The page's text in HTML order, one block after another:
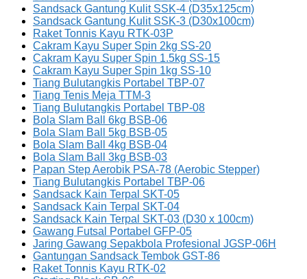
Sandsack Gantung Kulit SSK-4 (D35x125cm)
Sandsack Gantung Kulit SSK-3 (D30x100cm)
Raket Tonnis Kayu RTK-03P
Cakram Kayu Super Spin 2kg SS-20
Cakram Kayu Super Spin 1.5kg SS-15
Cakram Kayu Super Spin 1kg SS-10
Tiang Bulutangkis Portabel TBP-07
Tiang Tenis Meja TTM-3
Tiang Bulutangkis Portabel TBP-08
Bola Slam Ball 6kg BSB-06
Bola Slam Ball 5kg BSB-05
Bola Slam Ball 4kg BSB-04
Bola Slam Ball 3kg BSB-03
Papan Step Aerobik PSA-78 (Aerobic Stepper)
Tiang Bulutangkis Portabel TBP-06
Sandsack Kain Terpal SKT-05
Sandsack Kain Terpal SKT-04
Sandsack Kain Terpal SKT-03 (D30 x 100cm)
Gawang Futsal Portabel GFP-05
Jaring Gawang Sepakbola Profesional JGSP-06H
Gantungan Sandsack Tembok GST-86
Raket Tonnis Kayu RTK-02